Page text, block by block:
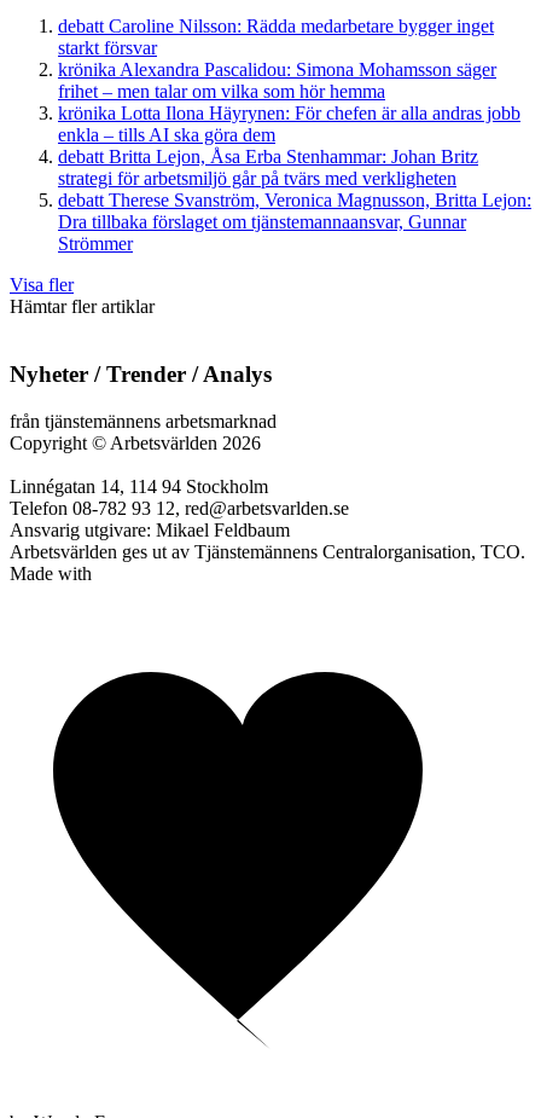
debatt Caroline Nilsson: Rädda medarbetare bygger inget
starkt försvar
krönika Alexandra Pascalidou: Simona Mohamsson säger
frihet – men talar om vilka som hör hemma
krönika Lotta Ilona Häyrynen: För chefen är alla andras jobb
enkla – tills AI ska göra dem
debatt Britta Lejon, Åsa Erba Stenhammar: Johan Britz
strategi för arbetsmiljö går på tvärs med verkligheten
debatt Therese Svanström, Veronica Magnusson, Britta Lejon:
Dra tillbaka förslaget om tjänstemannaansvar, Gunnar
Strömmer
Visa fler
Hämtar fler artiklar
Nyheter / Trender / Analys
från tjänstemännens arbetsmarknad
Copyright © Arbetsvärlden 2026
Linnégatan 14, 114 94 Stockholm
Telefon 08-782 93 12, red@arbetsvarlden.se
Ansvarig utgivare: Mikael Feldbaum
Arbetsvärlden ges ut av Tjänstemännens Centralorganisation, TCO.
Made with